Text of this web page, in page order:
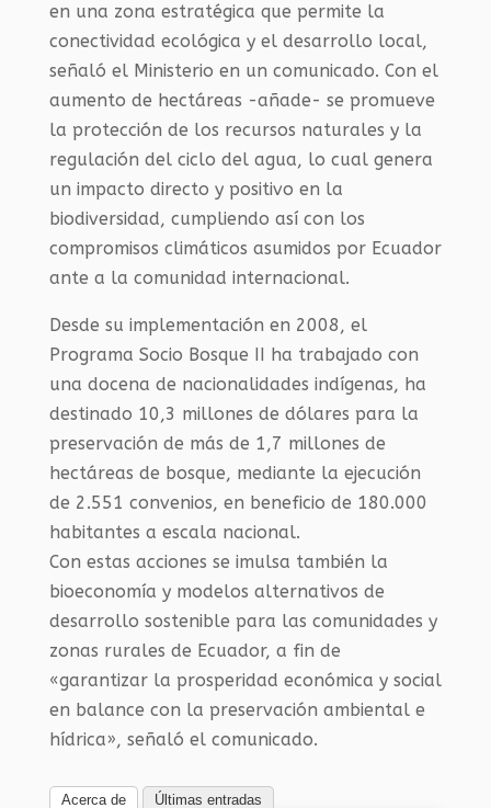
en una zona estratégica que permite la
conectividad ecológica y el desarrollo local,
señaló el Ministerio en un comunicado. Con el
aumento de hectáreas -añade- se promueve
la protección de los recursos naturales y la
regulación del ciclo del agua, lo cual genera
un impacto directo y positivo en la
biodiversidad, cumpliendo así con los
compromisos climáticos asumidos por Ecuador
ante a la comunidad internacional.
Desde su implementación en 2008, el
Programa Socio Bosque II ha trabajado con
una docena de nacionalidades indígenas, ha
destinado 10,3 millones de dólares para la
preservación de más de 1,7 millones de
hectáreas de bosque, mediante la ejecución
de 2.551 convenios, en beneficio de 180.000
habitantes a escala nacional.
Con estas acciones se imulsa también la
bioeconomía y modelos alternativos de
desarrollo sostenible para las comunidades y
zonas rurales de Ecuador, a fin de
«garantizar la prosperidad económica y social
en balance con la preservación ambiental e
hídrica», señaló el comunicado.
Acerca de Últimas entradas